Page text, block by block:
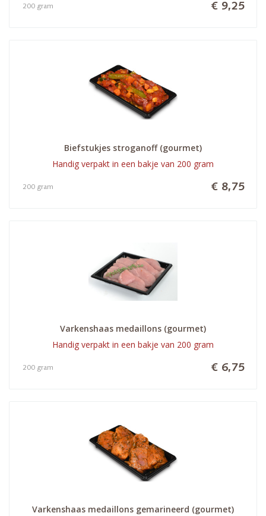
€ 9,25
200 gram
Biefstukjes stroganoff (gourmet)
Handig verpakt in een bakje van 200 gram
€ 8,75
200 gram
Varkenshaas medaillons (gourmet)
Handig verpakt in een bakje van 200 gram
€ 6,75
200 gram
Varkenshaas medaillons gemarineerd (gourmet)